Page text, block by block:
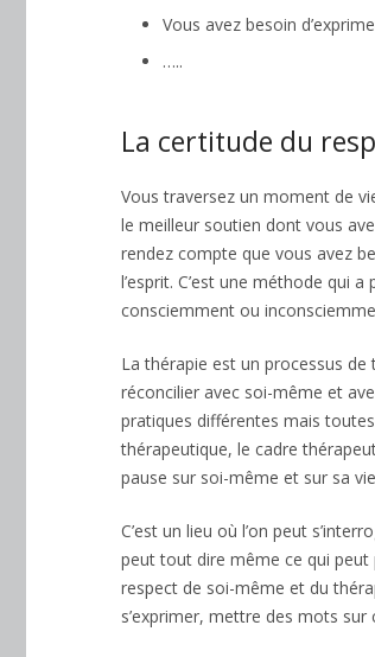
Vous avez besoin
…..
La certitude du
Vous traversez un moment de
le meilleur soutien dont vous
rendez compte que vous avez
l’esprit. C’est une méthode qui
consciemment ou
La thérapie est un processus
réconcilier avec soi-même et
pratiques différentes mais
thérapeutique, le cadre
pause sur soi-même et sur sa
C’est un lieu où l’on peut
peut tout dire même ce qui
respect de soi-même et du
s’exprimer, mettre des mots sur